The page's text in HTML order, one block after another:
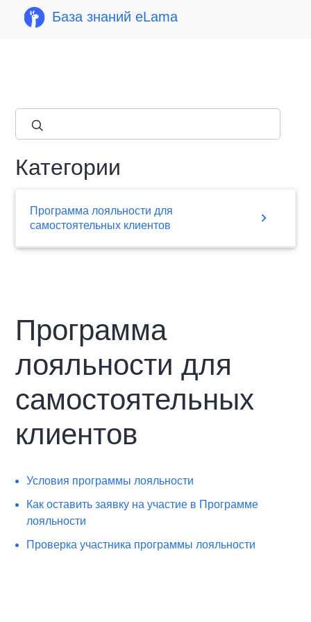
База знаний eLama
Категории
Программа лояльности для
самостоятельных клиентов
chevron_right
Программа
лояльности для
самостоятельных
клиентов
Условия программы лояльности
Как оставить заявку на участие в Программе
лояльности
Проверка участника программы лояльности